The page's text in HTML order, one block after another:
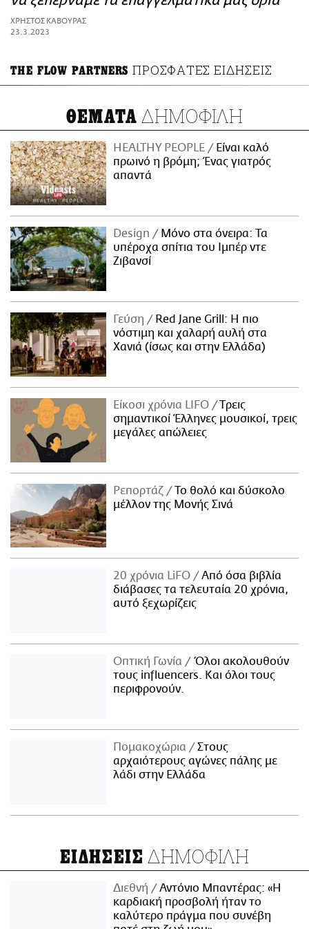
ΑΜΠΑ
PRINT
ΧΡΗΣΤΟΣ ΚΑΒΟΥΡΑΣ
23.3.2023
THE FLOW PARTNERS ΠΡΟΣΦΑΤΕΣ ΕΙΔΗΣΕΙΣ
ΘΕΜΑΤΑ ΔΗΜΟΦΙΛΗ
HEALTHY PEOPLE
Είναι καλό
πρωινό η βρόμη; Ένας γιατρός
απαντά
Design
Μόνο στα όνειρα: Τα
υπέροχα σπίτια του Ιμπέρ ντε
Ζιβανσί
Γεύση
Red Jane Grill: Η πιο
νόστιμη και χαλαρή αυλή στα
Χανιά (ίσως και στην Ελλάδα)
Είκοσι χρόνια LIFO
Tρεις
σημαντικοί Έλληνες μουσικοί, τρεις
μεγάλες απώλειες
Ρεπορτάζ
Το θολό και δύσκολο
μέλλον της Μονής Σινά
20 χρόνια LiFO
Από όσα βιβλία
διάβασες τα τελευταία 20 χρόνια,
αυτό ξεχωρίζεις
Οπτική Γωνία
Όλοι ακολουθούν
τους influencers. Και όλοι τους
περιφρονούν.
Πομακοχώρια
Στους
αρχαιότερους αγώνες πάλης με
λάδι στην Ελλάδα
ΕΙΔΗΣΕΙΣ ΔΗΜΟΦΙΛΗ
Διεθνή
Αντόνιο Μπαντέρας: «Η
καρδιακή προσβολή ήταν το
καλύτερο πράγμα που συνέβη